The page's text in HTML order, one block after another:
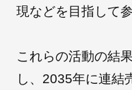
現などを目指して参
これらの活動の結
し、2035年に連結